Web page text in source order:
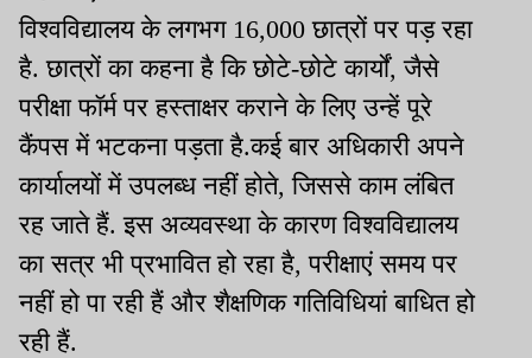
विश्वविद्यालय के लगभग 16,000 छात्रों पर पड़ रहा
है. छात्रों का कहना है कि छोटे-छोटे कार्यों, जैसे
परीक्षा फॉर्म पर हस्ताक्षर कराने के लिए उन्हें पूरे
कैंपस में भटकना पड़ता है.कई बार अधिकारी अपने
कार्यालयों में उपलब्ध नहीं होते, जिससे काम लंबित
रह जाते हैं. इस अव्यवस्था के कारण विश्वविद्यालय
का सत्र भी प्रभावित हो रहा है, परीक्षाएं समय पर
नहीं हो पा रही हैं और शैक्षणिक गतिविधियां बाधित हो
रही हैं.